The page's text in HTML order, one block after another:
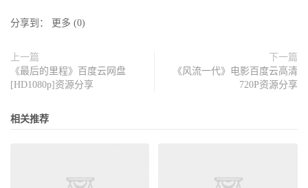
分享到： 更多 (0)
上一篇
《最后的里程》百度云网盘
[HD1080p]资源分享
下一篇
《风流一代》电影百度云高清
720P资源分享
相关推荐